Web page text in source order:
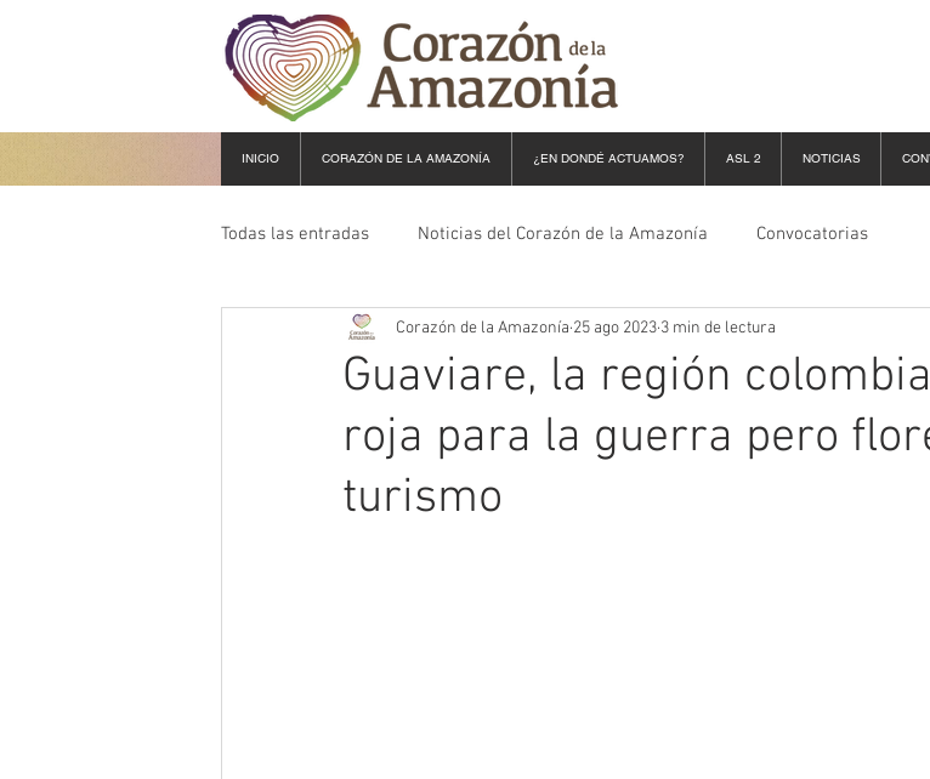
Todas las entradas Noticias del Corazón de la Amazonía Convocatorias
Guaviare, la región
roja para la guerra pero
turismo
Corazón de la Amazonía 25 ago 2023 3 min de lectura
INICIO CORAZÓN DE LA AMAZONÍA ¿EN DONDÉ ACTUAMOS? ASL 2 NOTICIAS